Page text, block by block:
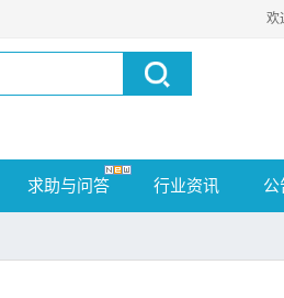
欢
求助与问答 行业资讯 公